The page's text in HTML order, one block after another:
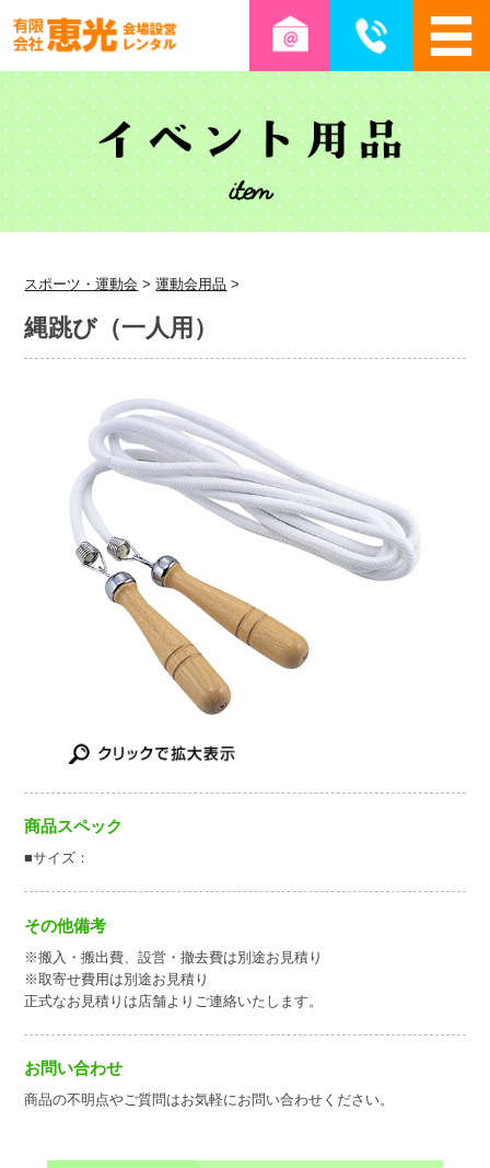
スポーツ・運動会 >運動会用品 >
縄跳び（一人用）
商品スペック
■サイズ：
その他備考
※搬入・搬出費、設営・撤去費は別途お見積り
※取寄せ費用は別途お見積り
正式なお見積りは店舗よりご連絡いたします。
お問い合わせ
商品の不明点やご質問はお気軽にお問い合わせください。